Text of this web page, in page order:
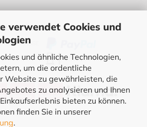
verwendet Cookies und
und ähnliche Technologien,
um die ordentliche
Website zu gewährleisten, die
zu analysieren und Ihnen
bieten zu können.
finden Sie in unserer
.
NACHNAHME